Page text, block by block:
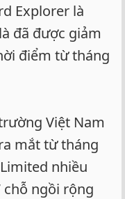
Explorer là
đã được giảm
điểm từ tháng
Việt Nam
mắt từ tháng
nhiều
chỗ ngồi rộng